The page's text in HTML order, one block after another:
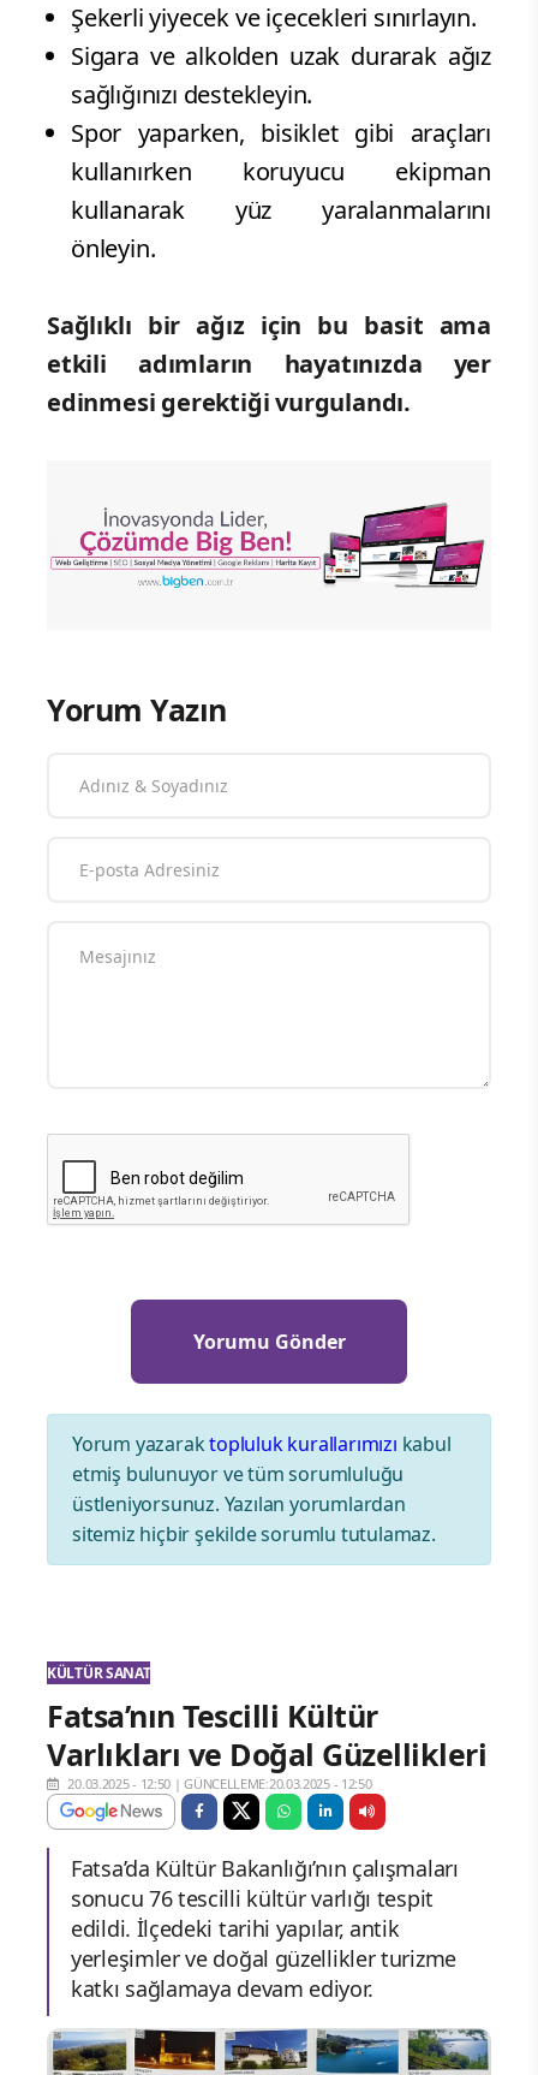
Şekerli yiyecek ve içecekleri sınırlayın.
Sigara ve alkolden uzak durarak ağız
sağlığınızı destekleyin.
Spor yaparken, bisiklet gibi araçları
kullanırken koruyucu ekipman
kullanarak yüz yaralanmalarını
önleyin.
Sağlıklı bir ağız için bu basit ama
etkili adımların hayatınızda yer
edinmesi gerektiği vurgulandı.
Yorum Yazın
Yorum yazaraktopluluk kurallarımızı kabul
etmiş bulunuyor ve tüm sorumluluğu
üstleniyorsunuz. Yazılan yorumlardan
sitemiz hiçbir şekilde sorumlu tutulamaz.
KÜLTÜR SANAT
Fatsa’nın Tescilli Kültür
Varlıkları ve Doğal Güzellikleri
20.03.2025 - 12:50 |GÜNCELLEME:20.03.2025 - 12:50
Fatsa’da Kültür Bakanlığı’nın çalışmaları
sonucu 76 tescilli kültür varlığı tespit
edildi. İlçedeki tarihi yapılar, antik
yerleşimler ve doğal güzellikler turizme
katkı sağlamaya devam ediyor.